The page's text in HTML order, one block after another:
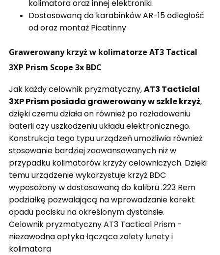
kolimatora oraz innej elektroniki
Dostosowaną do karabinków AR-15 odległość
od oraz montaż Picatinny
Grawerowany krzyż w kolimatorze AT3 Tactical
3XP Prism Scope 3x BDC
Jak każdy celownik pryzmatyczny,AT3 Tacticlal
3XP Prism posiada grawerowany w szkle krzyż,
dzięki czemu działa on również po rozładowaniu
baterii czy uszkodzeniu układu elektronicznego.
Konstrukcja tego typu urządzeń umożliwia również
stosowanie bardziej zaawansowanych niż w
przypadku kolimatorów krzyży celowniczych. Dzięki
temu urządzenie wykorzystuje krzyż BDC
wyposażony w dostosowaną do kalibru .223 Rem
podziałkę pozwalającą na wprowadzanie korekt
opadu pocisku na określonym dystansie.
Celownik pryzmatyczny AT3 Tactical Prism -
niezawodna optyka łącząca zalety lunety i
kolimatora